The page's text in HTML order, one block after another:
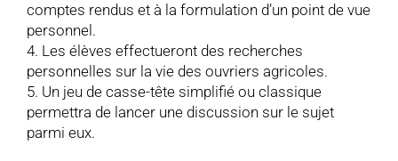
comptes rendus et à la formulation d’un point de vue
personnel.
4. Les élèves effectueront des recherches
personnelles sur la vie des ouvriers agricoles.
5. Un jeu de casse-tête simplifié ou classique
permettra de lancer une discussion sur le sujet
parmi eux.